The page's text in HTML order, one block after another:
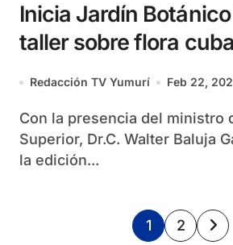
Inicia Jardín
taller sobre flora
Redacción TV Yumurí Feb 22,
Con la presencia del ministro de Educación
Superior, Dr.C. Walter Baluja
la edición...
1 2